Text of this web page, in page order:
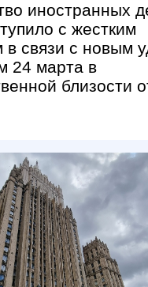
иностранных
с жестким
в связи с новым
24 марта в
близости